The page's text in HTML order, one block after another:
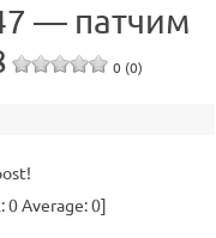
— патчим
0 (0)
0Average:0]